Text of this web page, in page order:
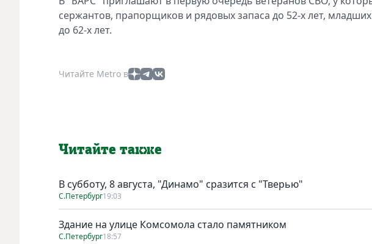
сержантов, прапорщиков и рядовых запаса до 52-х лет,
до 62-х лет.
Читайте Metro в
Читайте также
В субботу, 8 августа, "Динамо" сразится с "Тверью"
С.Петербург19:03
Здание на улице Комсомола стало памятником
С.Петербург18:57